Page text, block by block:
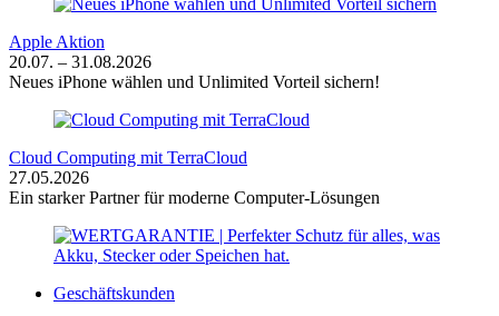
Apple Aktion
20.07. – 31.08.2026
Neues iPhone wählen und Unlimited Vorteil sichern!
Cloud Computing mit TerraCloud
27.05.2026
Ein starker Partner für moderne Computer-Lösungen
Geschäftskunden